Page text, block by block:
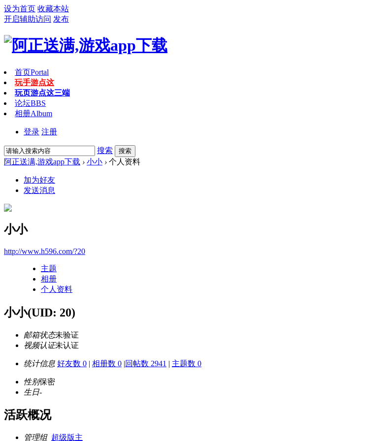
设为首页 收藏本站
开启辅助访问 发布
首页Portal
玩手游点这
玩页游点这三端
论坛BBS
相册Album
登录 注册
搜索 搜索
阿正送满,游戏app下载 › 小小 › 个人资料
加为好友
发送消息
小小
http://www.h596.com/?20
主题
相册
个人资料
小小(UID: 20)
邮箱状态未验证
视频认证未认证
统计信息 好友数 0 | 相册数 0 |回帖数 2941 | 主题数 0
性别保密
生日-
活跃概况
管理组 超级版主